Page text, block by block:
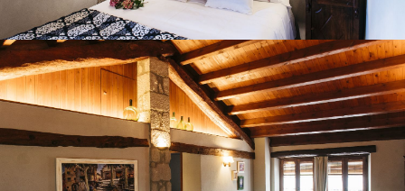
SALA D'ESTAR - SEGONA PLANTA